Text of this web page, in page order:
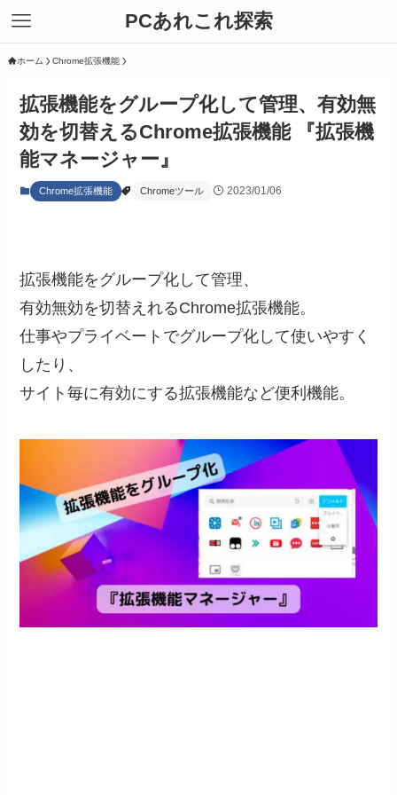
PCあれこれ探索
ホーム Chrome拡張機能
拡張機能をグループ化して管理、有効無
効を切替えるChrome拡張機能 『拡張機
能マネージャー』
Chrome拡張機能 Chromeツール 2023/01/06
拡張機能をグループ化して管理、
有効無効を切替えれるChrome拡張機能。
仕事やプライベートでグループ化して使いやすく
したり、
サイト毎に有効にする拡張機能など便利機能。